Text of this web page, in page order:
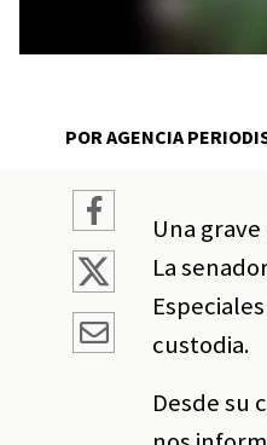
POR AGENCIA
Una
La
custodia.
Desde su